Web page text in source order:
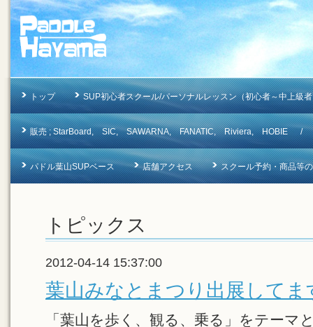
トップ SUP初心者スクール/パーソナルレッスン（初心者～中上級
販売 ; StarBoard, SIC, SAWARNA, FANATIC, Riviera, HOBIE /
パドル葉山SUPベース 店舗アクセス スクール予約・商品
トピックス
2012-04-14 15:37:00
葉山みなとまつり出展してま
「葉山を歩く、観る、乗る」をテーマ